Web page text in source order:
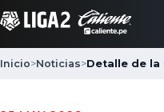
Inicio>Noticias>Detalle de la